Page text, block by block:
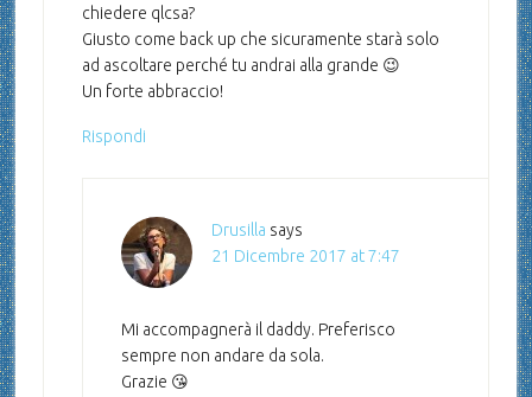
chiedere qlcsa?
Giusto come back up che sicuramente starà solo
ad ascoltare perché tu andrai alla grande 😉
Un forte abbraccio!
Rispondi
Drusilla says
21 Dicembre 2017 at 7:47
Mi accompagnerà il daddy. Preferisco
sempre non andare da sola.
Grazie 😘